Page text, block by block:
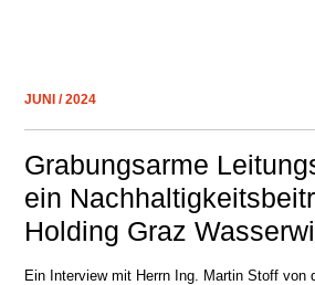
JUNI / 2024
Grabungsarme
ein
Holding Graz
Ein Interview mit Herrn Ing. Martin Stoff von